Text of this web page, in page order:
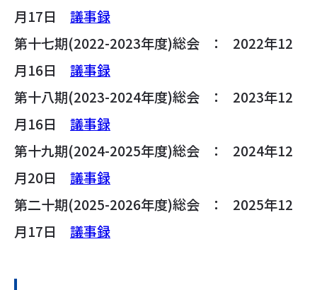
月17日 議事録
第十七期(2022-2023年度)総会 ： 2022年12
月16日 議事録
第十八期(2023-2024年度)総会 ： 2023年12
月16日 議事録
第十九期(2024-2025年度)総会 ： 2024年12
月20日 議事録
第二十期(2025-2026年度)総会 ： 2025年12
月17日 議事録